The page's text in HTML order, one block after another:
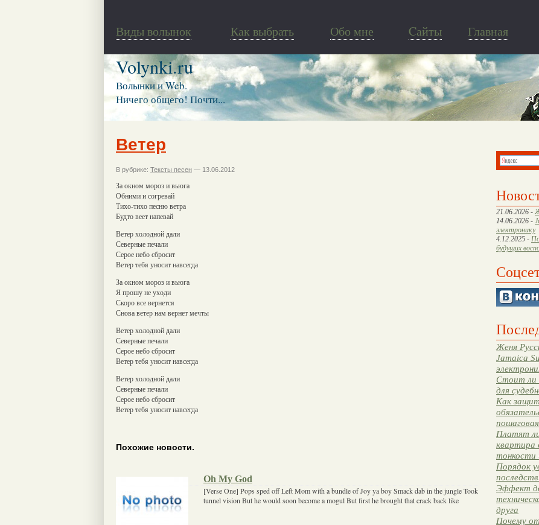
Виды волынок Как выбрать Обо мне Cайты Главная
Volynki.ru
Волынки и Web.
Ничего общего! Почти...
21.06.2026 -
14.06.2026 -
электронику
4.12.2025 -
будущих
Женя
Jamaica
Стоит ли
для
Как
Платят
квартира
тонкости
Порядок
Эффект
друга
Почему
Ветер
В рубрике: Тексты песен — 13.06.2012
За окном мороз и вьюга
Обними и согревай
Тихо-тихо песню ветра
Будто веет напевай
Ветер холодной дали
Северные печали
Серое небо сбросит
Ветер тебя уносит навсегда
За окном мороз и вьюга
Я прошу не уходи
Скоро все вернется
Снова ветер нам вернет мечты
Ветер холодной дали
Северные печали
Серое небо сбросит
Ветер тебя уносит навсегда
Ветер холодной дали
Северные печали
Серое небо сбросит
Ветер тебя уносит навсегда
Похожие новости.
Oh My God
[Verse One] Pops sped off Left Mom with a bundle of Joy ya boy Smack dab in the jungle Took
tunnel vision But he would soon become a mogul But first he brought that crack back like